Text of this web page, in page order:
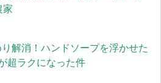
家
解消！ハンドソープを浮かせた
超ラクになった件